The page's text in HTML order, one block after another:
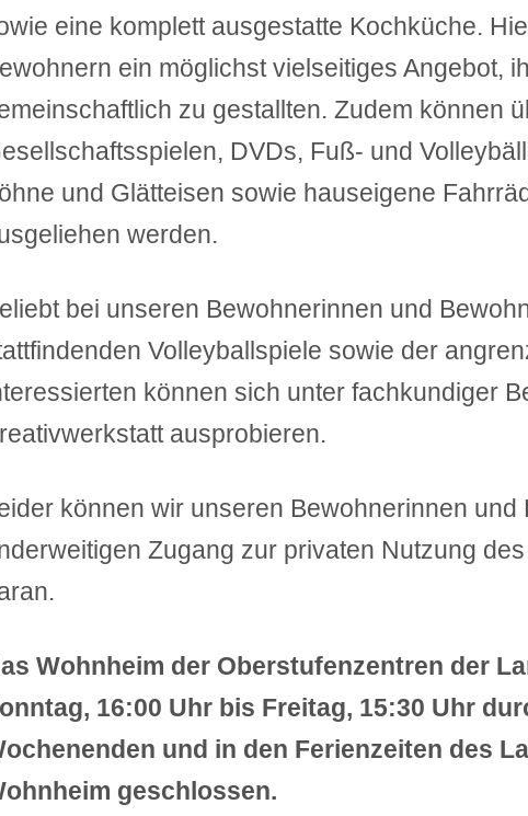
eine komplett ausgestatte Kochküche.
ein möglichst vielseitiges Angebot,
zu gestallten. Zudem können
DVDs, Fuß- und
und Glätteisen sowie hauseigene
werden.
bei unseren Bewohnerinnen und
Volleyballspiele sowie der
können sich unter fachkundiger
ausprobieren.
können wir unseren Bewohnerinnen
Zugang zur privaten Nutzung
Wohnheim der Oberstufenzentren der
16:00 Uhr bis Freitag, 15:30 Uhr
und in den Ferienzeiten des
geschlossen.